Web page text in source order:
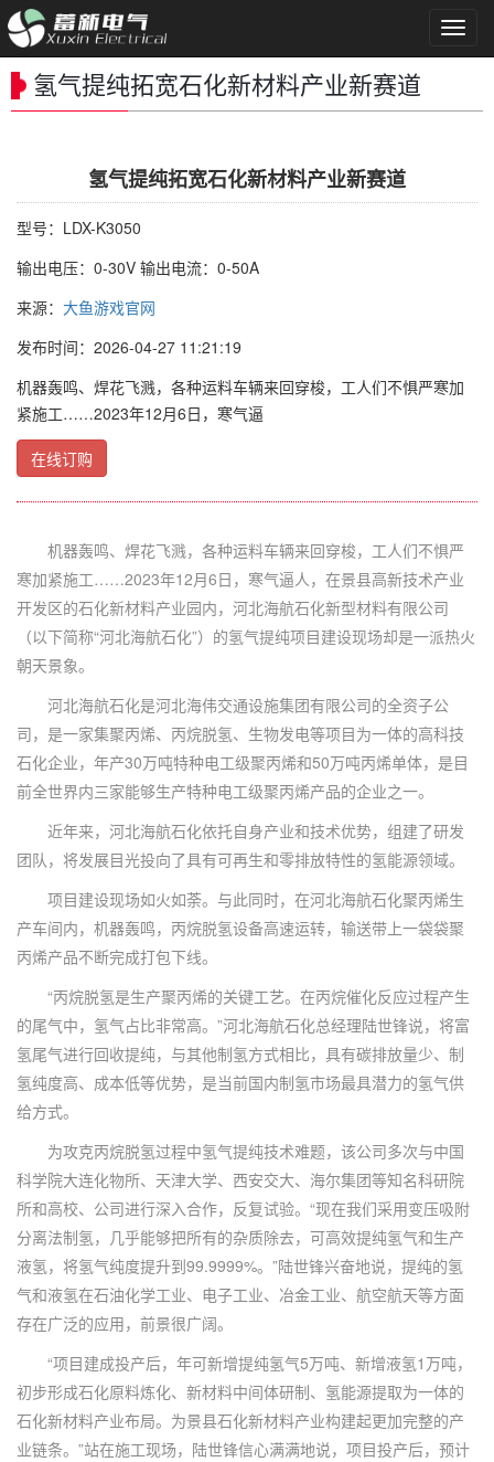
导
航
氢气提纯拓宽石化新材料产业新赛道
氢气提纯拓宽石化新材料产业新赛道
型号：LDX-K3050
输出电压：0-30V 输出电流：0-50A
来源： 大鱼游戏官网
发布时间：2026-04-27 11:21:19
机器轰鸣、焊花飞溅，各种运料车辆来回穿梭，工人们不惧严寒加
紧施工……2023年12月6日，寒气逼
在线订购
机器轰鸣、焊花飞溅，各种运料车辆来回穿梭，工人们不惧严
寒加紧施工……2023年12月6日，寒气逼人，在景县高新技术产业
开发区的石化新材料产业园内，河北海航石化新型材料有限公司
（以下简称“河北海航石化”）的氢气提纯项目建设现场却是一派热火
朝天景象。
河北海航石化是河北海伟交通设施集团有限公司的全资子公
司，是一家集聚丙烯、丙烷脱氢、生物发电等项目为一体的高科技
石化企业，年产30万吨特种电工级聚丙烯和50万吨丙烯单体，是目
前全世界内三家能够生产特种电工级聚丙烯产品的企业之一。
近年来，河北海航石化依托自身产业和技术优势，组建了研发
团队，将发展目光投向了具有可再生和零排放特性的氢能源领域。
项目建设现场如火如荼。与此同时，在河北海航石化聚丙烯生
产车间内，机器轰鸣，丙烷脱氢设备高速运转，输送带上一袋袋聚
丙烯产品不断完成打包下线。
“丙烷脱氢是生产聚丙烯的关键工艺。在丙烷催化反应过程产生
的尾气中，氢气占比非常高。”河北海航石化总经理陆世锋说，将富
氢尾气进行回收提纯，与其他制氢方式相比，具有碳排放量少、制
氢纯度高、成本低等优势，是当前国内制氢市场最具潜力的氢气供
给方式。
为攻克丙烷脱氢过程中氢气提纯技术难题，该公司多次与中国
科学院大连化物所、天津大学、西安交大、海尔集团等知名科研院
所和高校、公司进行深入合作，反复试验。“现在我们采用变压吸附
分离法制氢，几乎能够把所有的杂质除去，可高效提纯氢气和生产
液氢，将氢气纯度提升到99.9999%。”陆世锋兴奋地说，提纯的氢
气和液氢在石油化学工业、电子工业、冶金工业、航空航天等方面
存在广泛的应用，前景很广阔。
“项目建成投产后，年可新增提纯氢气5万吨、新增液氢1万吨，
初步形成石化原料炼化、新材料中间体研制、氢能源提取为一体的
石化新材料产业布局。为景县石化新材料产业构建起更加完整的产
业链条。”站在施工现场，陆世锋信心满满地说，项目投产后，预计